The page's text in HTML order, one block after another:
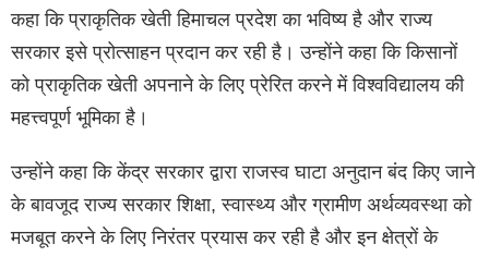
कहा कि प्राकृतिक खेती हिमाचल प्रदेश का भविष्य है और राज्य
सरकार इसे प्रोत्साहन प्रदान कर रही है। उन्होंने कहा कि किसानों
को प्राकृतिक खेती अपनाने के लिए प्रेरित करने में विश्वविद्यालय की
महत्त्वपूर्ण भूमिका है।
उन्होंने कहा कि केंद्र सरकार द्वारा राजस्व घाटा अनुदान बंद किए जाने
के बावजूद राज्य सरकार शिक्षा, स्वास्थ्य और ग्रामीण अर्थव्यवस्था को
मजबूत करने के लिए निरंतर प्रयास कर रही है और इन क्षेत्रों के